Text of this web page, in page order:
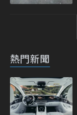
熱門新聞